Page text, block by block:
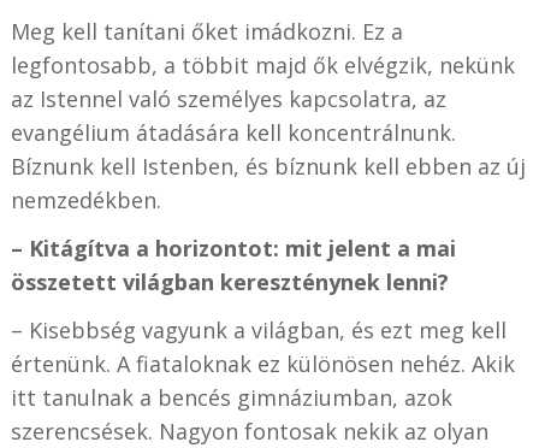
Meg kell tanítani őket imádkozni. Ez a
legfontosabb, a többit majd ők elvégzik, nekünk
az Istennel való személyes kapcsolatra, az
evangélium átadására kell koncentrálnunk.
Bíznunk kell Istenben, és bíznunk kell ebben az új
nemzedékben.
– Kitágítva a horizontot: mit jelent a mai
összetett világban kereszténynek lenni?
– Kisebbség vagyunk a világban, és ezt meg kell
értenünk. A fiataloknak ez különösen nehéz. Akik
itt tanulnak a bencés gimnáziumban, azok
szerencsések. Nagyon fontosak nekik az olyan